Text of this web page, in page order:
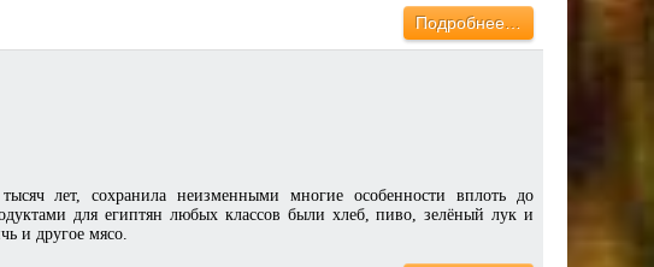
Подробнее…
лет, сохранила неизменными многие особенности вплоть до
для египтян любых классов были хлеб, пиво, зелёный лук и
и другое мясо.